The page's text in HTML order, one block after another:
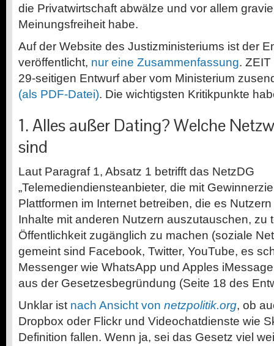
die Privatwirtschaft abwälze und vor allem
Meinungsfreiheit habe.
Auf der Website des Justizministeriums ist der
veröffentlicht, nur eine Zusammenfassung.
29-seitigen Entwurf aber vom Ministerium
(als PDF-Datei). Die wichtigsten Kritikpunkte
1. Alles außer Dating? Welche
sind
Laut Paragraf 1, Absatz 1 betrifft das NetzDG
„Telemediendiensteanbieter, die mit
Plattformen im Internet betreiben, die es
Inhalte mit anderen Nutzern auszutauschen, zu
Öffentlichkeit zugänglich zu machen (soziale
gemeint sind Facebook, Twitter, YouTube, es
Messenger wie WhatsApp und Apples
aus der Gesetzesbegründung (Seite 18 des
Unklar ist nach Ansicht von netzpolitik.org, ob
Dropbox oder Flickr und Videochatdienste wie
Definition fallen. Wenn ja, sei das Gesetz viel